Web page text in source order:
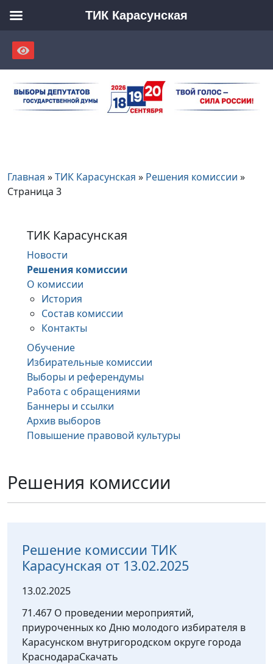
content
Главная »ТИК Карасунская » Решения комиссии »
Страница 3
ТИК Карасунская
Новости
Решения комиссии
О комиссии
История
Состав комиссии
Контакты
Обучение
Избирательные комиссии
Выборы и референдумы
Работа с обращениями
Баннеры и ссылки
Архив выборов
Повышение правовой культуры
Решения комиссии
Решение комиссии ТИК
Карасунская от 13.02.2025
13.02.2025
71.467 О проведении мероприятий,
приуроченных ко Дню молодого избирателя в
Карасунском внутригородском округе города
КраснодараСкачать
ТИК Карасунская